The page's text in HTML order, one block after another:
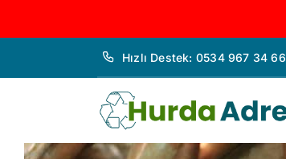
Hızlı Destek: 0534 967 34 66